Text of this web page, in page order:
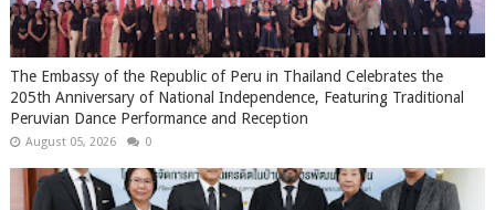
The Embassy of the Republic of Peru in Thailand Celebrates the
205th Anniversary of National Independence, Featuring Traditional
Peruvian Dance Performance and Reception
August 05, 2026 0